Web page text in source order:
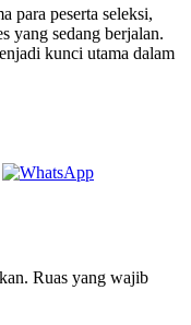
para peserta seleksi,
yang sedang berjalan.
kunci utama dalam
Ruas yang wajib